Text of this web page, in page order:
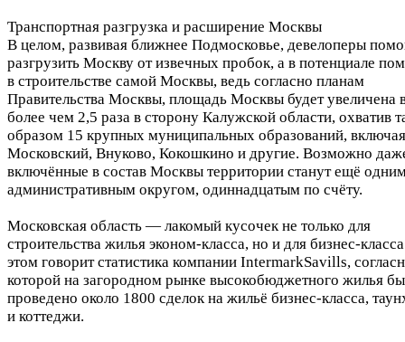
Транспортная разгрузка и расширение Москвы
В целом, развивая ближнее Подмосковье, девелоперы
разгрузить Москву от извечных пробок, а в потенциале
в строительстве самой Москвы, ведь согласно планам
Правительства Москвы, площадь Москвы будет увеличена
более чем 2,5 раза в сторону Калужской области, охватив
образом 15 крупных муниципальных образований, включая
Московский, Внуково, Кокошкино и другие. Возможно
включённые в состав Москвы территории станут ещё
административным округом, одиннадцатым по счёту.
Московская область — лакомый кусочек не только для
строительства жилья эконом-класса, но и для бизнес-
этом говорит статистика компании IntermarkSavills,
которой на загородном рынке высокобюджетного жилья
проведено около 1800 сделок на жильё бизнес-класса,
и коттеджи.